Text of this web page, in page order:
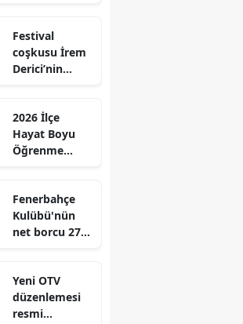
Festival
coşkusu İrem
Derici’nin
2026 İlçe
Hayat Boyu
Öğrenme
Gerçekleştirild
i
Fenerbahçe
Kulübü'nün
net borcu 27
Yeni OTV
düzenlemesi
resmi